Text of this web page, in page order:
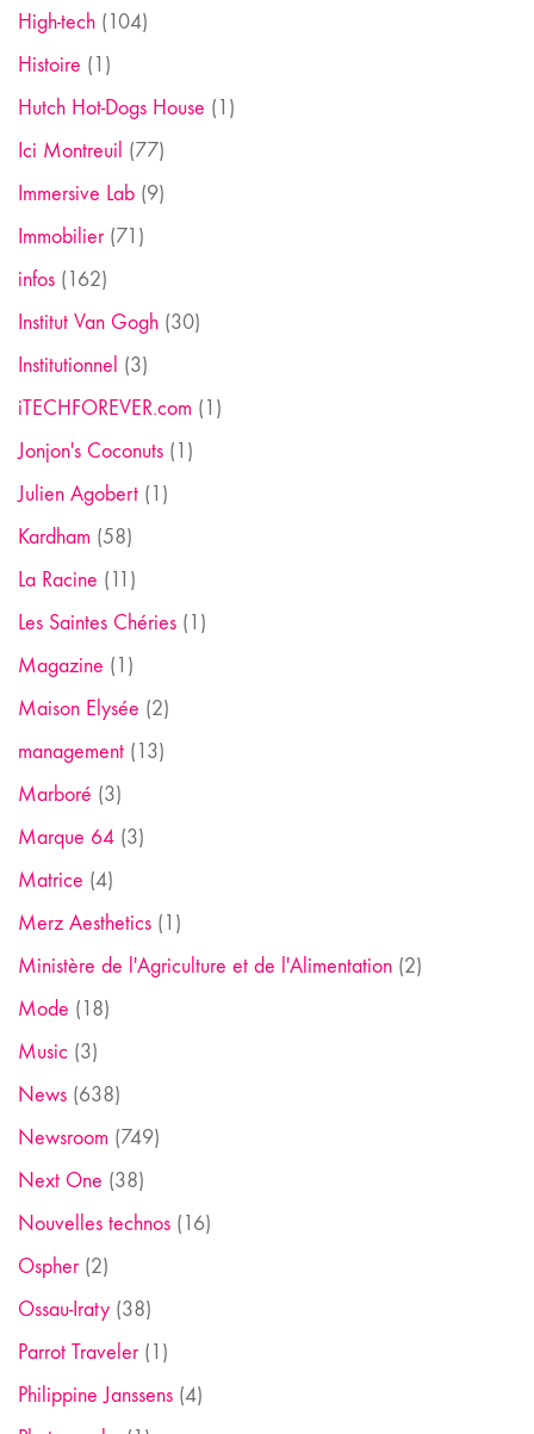
High-tech (104)
Histoire (1)
Hutch Hot-Dogs House (1)
Ici Montreuil (77)
Immersive Lab (9)
Immobilier(71)
infos (162)
Institut Van Gogh (30)
Institutionnel (3)
iTECHFOREVER.com (1)
Jonjon's Coconuts (1)
Julien Agobert (1)
Kardham (58)
La Racine (11)
Les Saintes Chéries (1)
Magazine (1)
Maison Elysée (2)
management (13)
Marboré (3)
Marque 64 (3)
Matrice (4)
Merz Aesthetics (1)
Ministère de l'Agriculture et de l'Alimentation (2)
Mode (18)
Music (3)
News (638)
Newsroom (749)
Next One (38)
Nouvelles technos (16)
Ospher(2)
Ossau-Iraty (38)
Parrot Traveler(1)
Philippine Janssens (4)